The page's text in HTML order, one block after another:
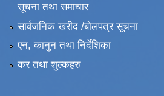
सूचना तथा समाचार
सार्वजनिक खरीद /बोलपत्र सूचना
एन, कानुन तथा निर्देशिका
कर तथा शुल्कहरु